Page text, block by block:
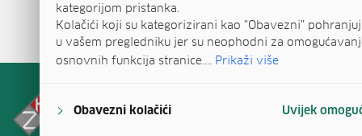
kategorijom pristanka.
Kolačići koji su kategorizirani kao "Obavezni"
u vašem pregledniku jer su neophodni za
osnovnih funkcija stranice.... Prikaži više
Obavezni kolačići Uvijek